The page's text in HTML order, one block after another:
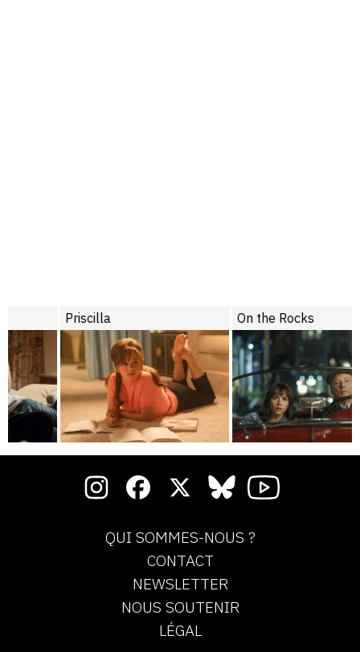
On the Rocks
QUI SOMMES-NOUS ?
CONTACT
NEWSLETTER
NOUS SOUTENIR
LÉGAL